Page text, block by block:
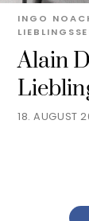
18. AUGUST
Alain
INGO